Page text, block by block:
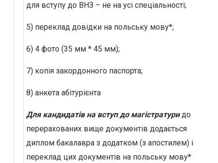
для вступу до ВНЗ – не на усі спеціальності;
5) переклад довідки на польську мову*;
6) 4 фото (35 мм * 45 мм);
7) копія закордонного паспорта;
8) анкета абітурієнта
Для кандидатів на вступ до магістратуридо
перерахованих вище документів додається
диплом бакалавра з додатком (з апостилем) і
переклад цих документів на польську мову*